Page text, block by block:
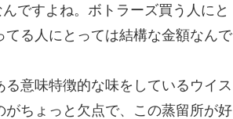
ですよね。ボトラーズ買う人にと
る人にとっては結構な金額なんで
意味特徴的な味をしているウイス
ちょっと欠点で、この蒸留所が好